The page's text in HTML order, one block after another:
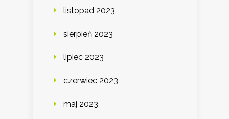
listopad 2023
sierpień 2023
lipiec 2023
czerwiec 2023
maj 2023